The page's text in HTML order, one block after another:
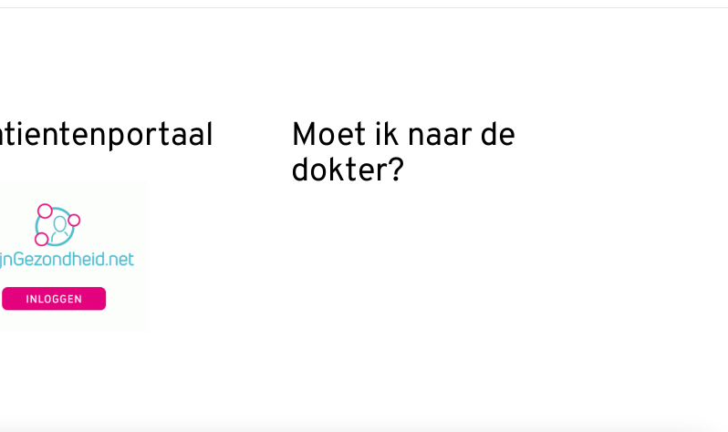
Moet ik naar de
dokter?